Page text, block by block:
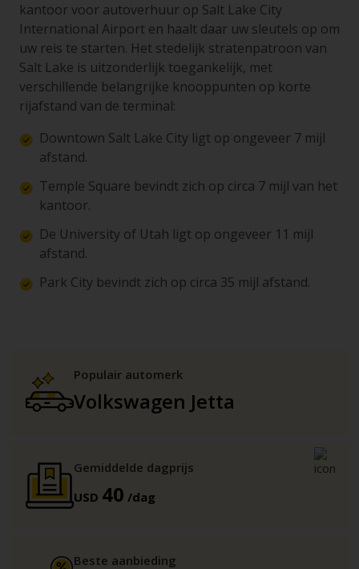
kantoor voor autoverhuur op Salt Lake City
International Airport en haalt daar uw sleutels op om
uw reis te starten. Het stedelijk stratenpatroon van
Salt Lake is uitzonderlijk toegankelijk, met
verschillende belangrijke knooppunten op korte
rijafstand van de terminal:
Downtown Salt Lake City ligt op ongeveer 7 mijl
afstand.
Temple Square bevindt zich op circa 7 mijl van het
kantoor.
De University of Utah ligt op ongeveer 11 mijl
afstand.
Park City bevindt zich op circa 35 mijl afstand.
Populair automerk
Volkswagen Jetta
Gemiddelde dagprijs
USD 40 /dag
Beste aanbieding